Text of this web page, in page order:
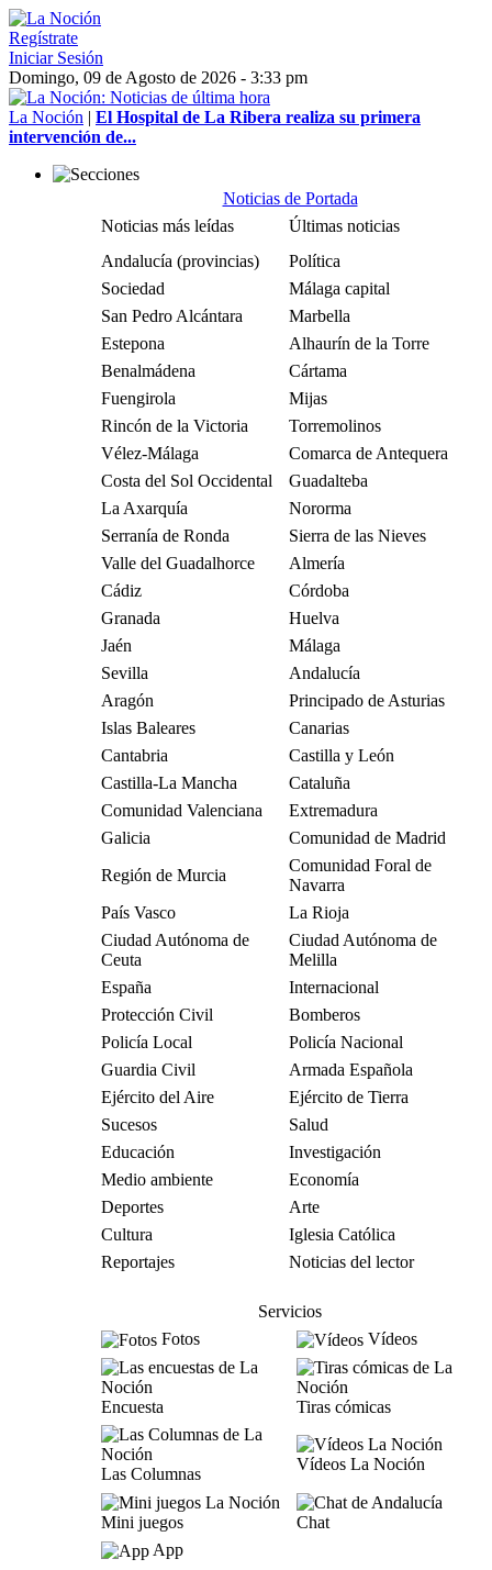
Regístrate
Iniciar Sesión
Domingo, 09 de Agosto de 2026 - 3:33 pm
La Noción | El Hospital de La Ribera realiza su primera
intervención de...
Noticias de Portada
Noticias más leídas
Últimas noticias
Andalucía (provincias)
Política
Sociedad
Málaga capital
San Pedro Alcántara
Marbella
Estepona
Alhaurín de la Torre
Benalmádena
Cártama
Fuengirola
Mijas
Rincón de la Victoria
Torremolinos
Vélez-Málaga
Comarca de Antequera
Costa del Sol Occidental
Guadalteba
La Axarquía
Nororma
Serranía de Ronda
Sierra de las Nieves
Valle del Guadalhorce
Almería
Cádiz
Córdoba
Granada
Huelva
Jaén
Málaga
Sevilla
Andalucía
Aragón
Principado de Asturias
Islas Baleares
Canarias
Cantabria
Castilla y León
Castilla-La Mancha
Cataluña
Comunidad Valenciana
Extremadura
Galicia
Comunidad de Madrid
Región de Murcia
Comunidad Foral de
Navarra
País Vasco
La Rioja
Ciudad Autónoma de
Ceuta
Ciudad Autónoma de
Melilla
España
Internacional
Protección Civil
Bomberos
Policía Local
Policía Nacional
Guardia Civil
Armada Española
Ejército del Aire
Ejército de Tierra
Sucesos
Salud
Educación
Investigación
Medio ambiente
Economía
Deportes
Arte
Cultura
Iglesia Católica
Reportajes
Noticias del lector
Servicios
Fotos
Vídeos
Encuesta Tiras cómicas
Las Columnas
Vídeos La Noción
Mini juegos
Chat
App